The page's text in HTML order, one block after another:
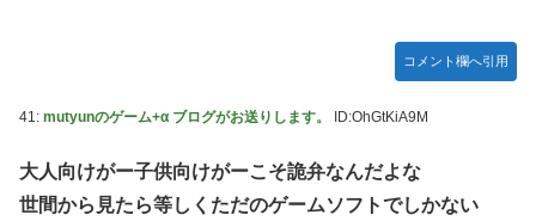
コメント欄へ引用
41: mutyunのゲーム+α ブログがお送りします。 ID:OhGtKiA9M
大人向けがー子供向けがーこそ詭弁なんだよな
世間から見たら等しくただのゲームソフトでしかない